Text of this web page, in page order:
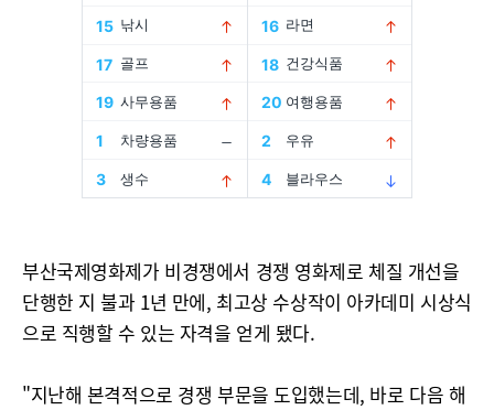
부산국제영화제가 비경쟁에서 경쟁 영화제로 체질 개선을
단행한 지 불과 1년 만에, 최고상 수상작이 아카데미 시상식
으로 직행할 수 있는 자격을 얻게 됐다.
"지난해 본격적으로 경쟁 부문을 도입했는데, 바로 다음 해